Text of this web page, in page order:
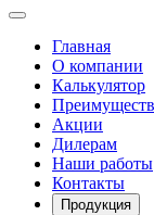
Главная
О компании
Калькулятор
Акции
Дилерам
Наши работы
Контакты
Продукция